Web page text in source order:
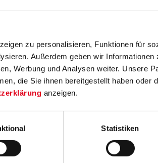
zu personalisieren, Funktionen für
Außerdem geben wir Informationen
Werbung und Analysen weiter. Unsere
die Sie ihnen bereitgestellt haben oder
anzeigen.
Statistiken